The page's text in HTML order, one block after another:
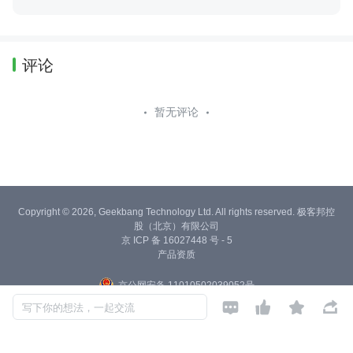
评论
暂无评论
写下你的想法，一起交流    
Copyright © 2026, Geekbang Technology Ltd. All rights reserved. 极客邦控
股（北京）有限公司
京 ICP 备 16027448 号 - 5
产品资质
京公网安备 11010502039052号